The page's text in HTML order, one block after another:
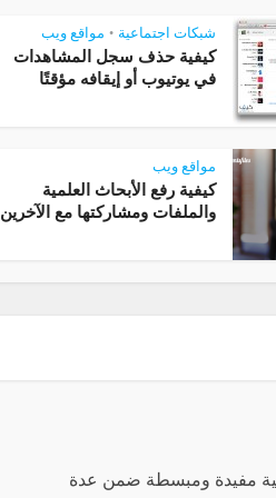
شبكات اجتماعية • مواقع ويب
كيفية حذف سجل المشاهدات
في يوتيوب أو إيقافه مؤقتًا
مواقع ويب
كيفية رفع الأبحاث العلمية
والملفات ومشاركتها مع الآخرين
مفيدة ومبسطة ضمن عدة